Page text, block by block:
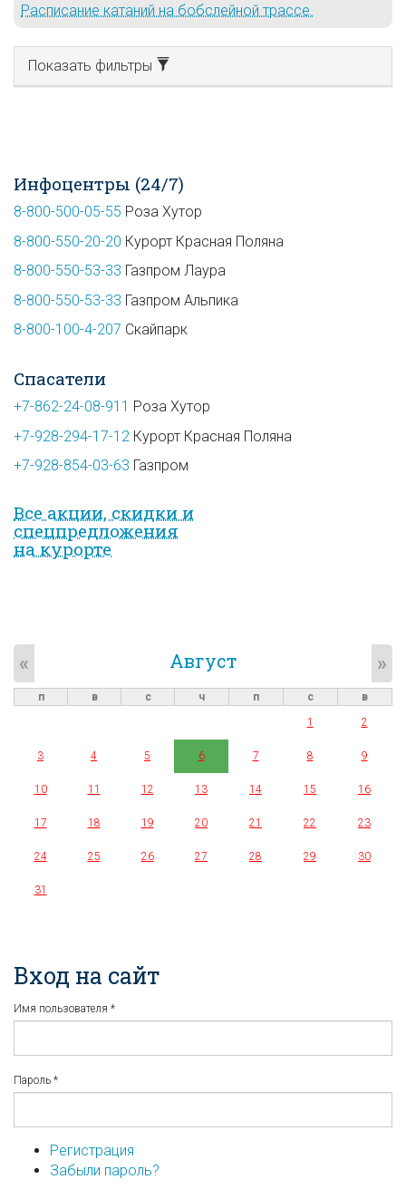
Расписание катаний на бобслейной трассе.
Показать фильтры
Инфоцентры (24/7)
8-800-500-05-55 Роза Хутор
8-800-550-20-20 Курорт Красная Поляна
8-800-550-53-33 Газпром Лаура
8-800-550-53-33 Газпром Альпика
8-800-100-4-207 Скайпарк
Спасатели
+7-862-24-08-911 Роза Хутор
+7-928-294-17-12 Курорт Красная Поляна
+7-928-854-03-63 Газпром
Все акции, скидки и
спец­предложе­ния
на курорте
Август
« »
п в с ч п с
в
1
2
3 4 5 6 7 8 9
10 11 12 13 14 15 16
17 18 19 20 21 22 23
24 25 26 27 28 29 30
31
Вход на сайт
Имя пользователя *
Пароль *
Регистрация
Забыли пароль?